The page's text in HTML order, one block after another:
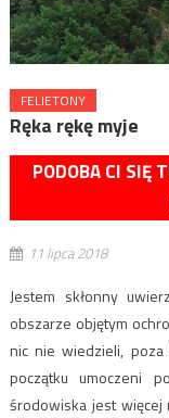
FELIETONY
Ręka rękę myje
PODOBA CI SIĘ
11 lipca 2018
Jestem skłonny
obszarze objętym
nic nie wiedzieli,
początku umoczeni
środowiska jest więcej